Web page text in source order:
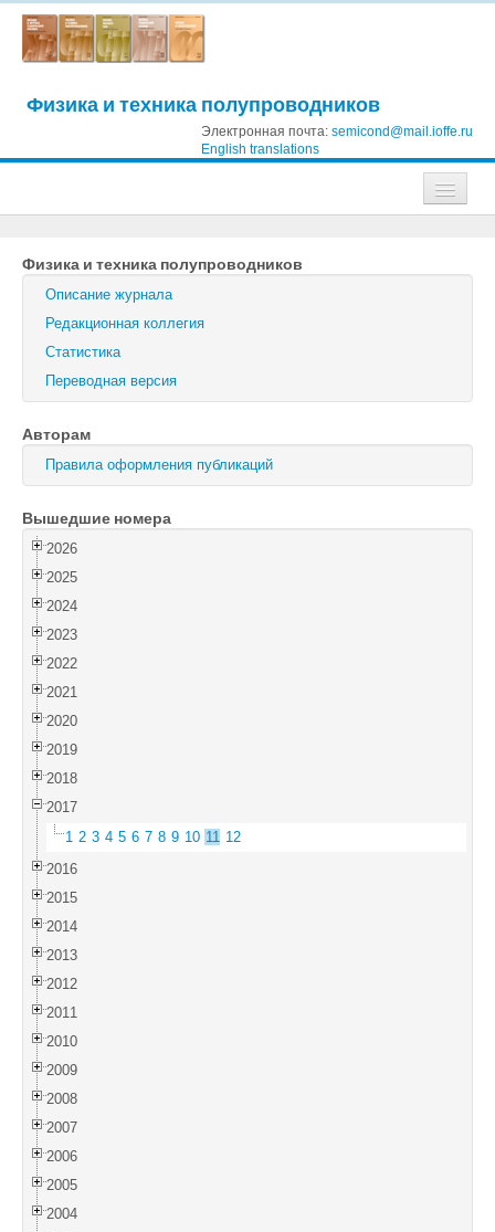
Физика и техника полупроводников
Электронная почта: semicond@mail.ioffe.ru
English translations
Журнал технической физики
Письма в Журнал технической физики
Физика твердого тела
Физика и техника полупроводников
Оптика и спектроскопия
Поиск
Войти
Физика и техника полупроводников
Описание журнала
Редакционная коллегия
Статистика
Переводная версия
Авторам
Правила оформления публикаций
Вышедшие номера
2026
2025
2024
2023
2022
2021
2020
2019
2018
2017
1 2 3 4 5 6 7 8 9 10 11 12
2016
2015
2014
2013
2012
2011
2010
2009
2008
2007
2006
2005
2004